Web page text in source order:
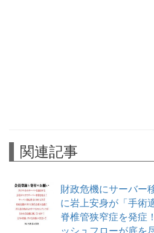
関連記事
財政危機にサーバー
に岩上安身が「手術
脊椎管狭窄症を発症
ッシュフローが底を